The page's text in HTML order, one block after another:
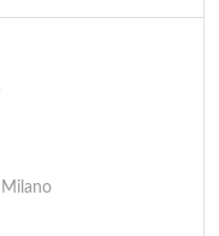
Milano